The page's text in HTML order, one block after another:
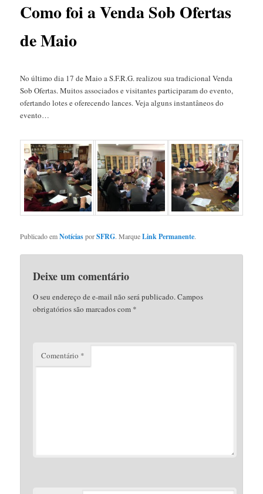
Como foi a Venda Sob Ofertas
de Maio
No último dia 17 de Maio a S.F.R.G. realizou sua tradicional Venda
Sob Ofertas. Muitos associados e visitantes participaram do evento,
ofertando lotes e oferecendo lances. Veja alguns instantâneos do
evento…
Publicado emNotíciasporSFRG. MarqueLink Permanente.
Deixe um comentário
O seu endereço de e-mail não será publicado.Campos
obrigatórios são marcados com *
Comentário *